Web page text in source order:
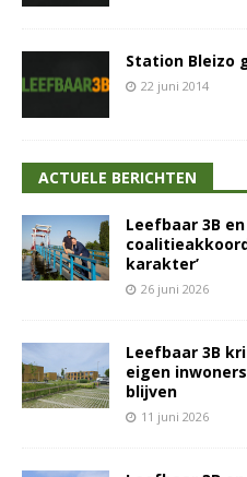
Station Bleizo
22 juni 2014
ACTUELE BERICHTEN
Leefbaar 3B
karakter’
26 juni 2026
Leefbaar 3B
eigen
blijven
11 juni 2026